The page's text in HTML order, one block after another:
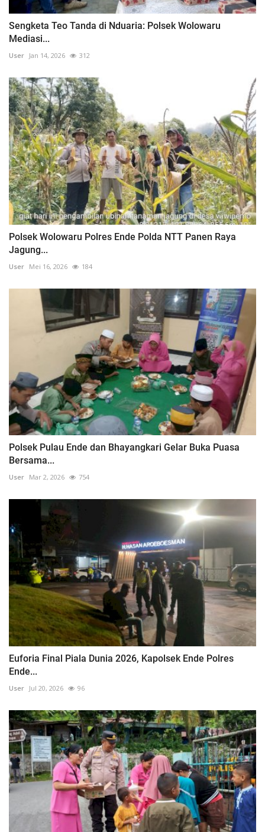
Sengketa Teo Tanda di Nduaria: Polsek Wolowaru
Mediasi...
User Jan 14, 2026 312
Polsek Wolowaru Polres Ende Polda NTT Panen Raya
Jagung...
User Mei 16, 2026 184
Polsek Pulau Ende dan Bhayangkari Gelar Buka Puasa
Bersama...
User Mar 2, 2026 754
Euforia Final Piala Dunia 2026, Kapolsek Ende Polres
Ende...
User Jul 20, 2026 96